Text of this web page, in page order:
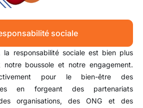
sociale
la responsabilité sociale est bien plus
notre boussole et notre engagement.
pour le bien-être des
en forgeant des partenariats
organisations, des ONG et des